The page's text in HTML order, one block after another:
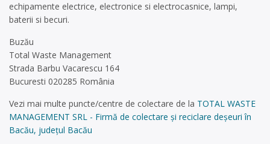
echipamente electrice, electronice si electrocasnice, lampi,
baterii si becuri.
Buzău
Total Waste Management
Strada Barbu Vacarescu 164
Bucuresti 020285 România
Vezi mai multe puncte/centre de colectare de la TOTAL WASTE
MANAGEMENT SRL - Firmă de colectare și reciclare deșeuri în
Bacău, județul Bacău